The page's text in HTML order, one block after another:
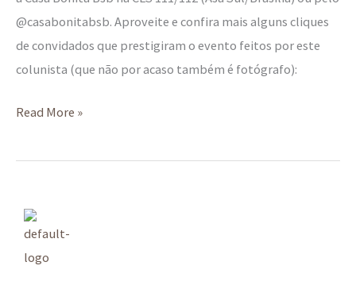
@casabonitabsb. Aproveite e confira mais alguns cliques
de convidados que prestigiram o evento feitos por este
colunista (que não por acaso também é fotógrafo):
Read More »